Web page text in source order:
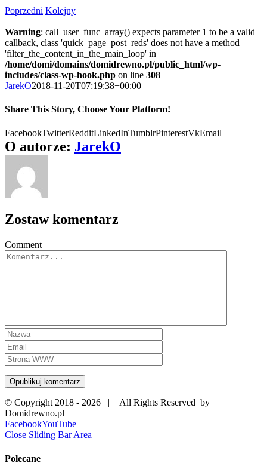
Poprzedni Kolejny
Warning: call_user_func_array() expects parameter 1 to be a valid
callback, class 'quick_page_post_reds' does not have a method
'filter_the_content_in_the_main_loop' in
/home/domi/domains/domidrewno.pl/public_html/wp-
includes/class-wp-hook.php on line 308
JarekO2018-11-20T07:19:38+00:00
Share This Story, Choose Your Platform!
FacebookTwitterRedditLinkedInTumblrPinterestVkEmail
O autorze: JarekO
Zostaw komentarz
Comment
© Copyright 2018 - 2026 | All Rights Reserved by
Domidrewno.pl
FacebookYouTube
Close Sliding Bar Area
Polecane